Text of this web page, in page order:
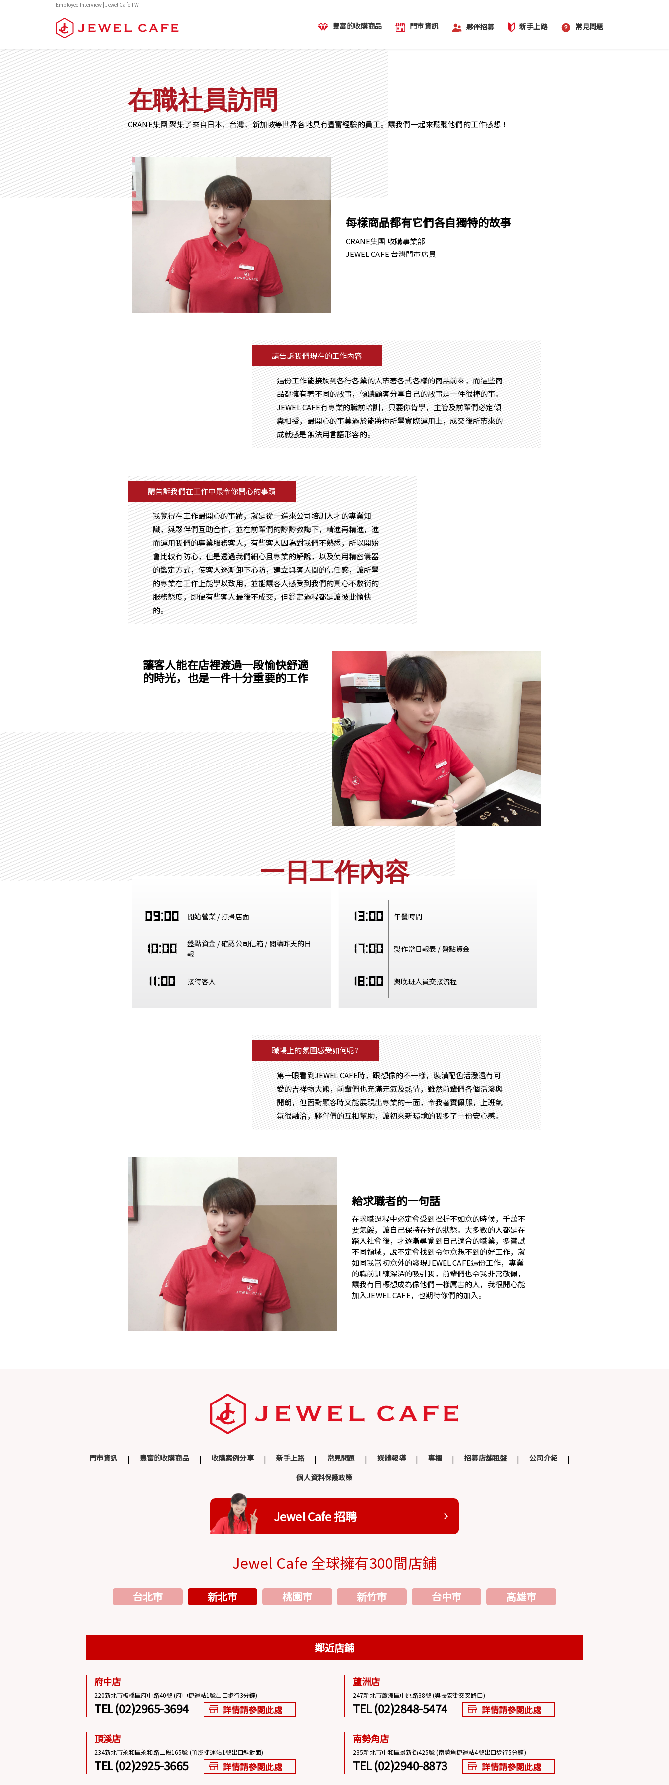
Employee Interview | Jewel Cafe TW
豐富的收購商品 門市資訊 夥伴招募 新手上路 常見問題
在職社員訪問
CRANE集團 聚集了來自日本、台灣、新加坡等世界各地具有豐富經驗的員工。讓我們一起來聽聽他們的工作感想！
每樣商品都有它們各自獨特的故事
CRANE集團 收購事業部
JEWEL CAFE 台灣門市店員
請告訴我們現在的工作內容
這份工作能接觸到各行各業的人帶著各式各樣的商品前來，而這些商
品都擁有著不同的故事，傾聽顧客分享自己的故事是一件很棒的事。
JEWEL CAFE有專業的職前培訓，只要你肯學，主管及前輩們必定傾
囊相授，最開心的事莫過於能將你所學實際運用上，成交後所帶來的
成就感是無法用言語形容的。
請告訴我們在工作中最令你開心的事蹟
我覺得在工作最開心的事蹟，就是從一進來公司培訓人才的專業知
識，與夥伴們互助合作，並在前輩們的諄諄教誨下，精進再精進，進
而運用我們的專業服務客人，有些客人因為對我們不熟悉，所以開始
會比較有防心，但是透過我們細心且專業的解說，以及使用精密儀器
的鑑定方式，使客人逐漸卸下心防，建立與客人間的信任感，讓所學
的專業在工作上能學以致用，並能讓客人感受到我們的真心不敷衍的
服務態度，即便有些客人最後不成交，但鑑定過程都是讓彼此愉快
的。
讓客人能在店裡渡過一段愉快舒適
的時光，也是一件十分重要的工作
一日工作內容
09:00 開始營業 / 打掃店面
10:00
盤點資金 / 確認公司信箱 / 閱讀昨天的日
報
11:00 接待客人
13:00 午餐時間
17:00 製作當日報表 / 盤點資金
18:00 與晚班人員交接流程
職場上的氛圍感受如何呢?
第一眼看到JEWEL CAFE時，跟想像的不一樣，裝潢配色活潑還有可
愛的吉祥物大熊，前輩們也充滿元氣及熱情，雖然前輩們各個活潑與
開朗，但面對顧客時又能展現出專業的一面，令我著實佩服，上班氣
氛很融洽，夥伴們的互相幫助，讓初來新環境的我多了一份安心感。
給求職者的一句話
在求職過程中必定會受到挫折不如意的時候，千萬不
要氣餒，讓自己保持在好的狀態。大多數的人都是在
踏入社會後，才逐漸尋覓到自己適合的職業，多嘗試
不同領域，說不定會找到令你意想不到的好工作，就
如同我當初意外的發現JEWEL CAFE這份工作，專業
的職前訓練深深的吸引我，前輩們也令我非常敬佩，
讓我有目標想成為像他們一樣厲害的人，我很開心能
加入JEWEL CAFE，也期待你們的加入。
門市資訊 豐富的收購商品 收購案例分享 新手上路 常見問題 媒體報導 專欄 招募店舖租盤
公司介紹
個人資料保護政策
Jewel Cafe 招聘
Jewel Cafe 全球擁有300間店鋪
台北市 新北市 桃園市 新竹市 台中市 高雄市
鄰近店鋪
府中店
220新北市板橋區府中路40號 (府中捷運站1號出口步行3分鐘)
TEL (02)2965-3694 詳情請參閱此處
蘆洲店
247新北市蘆洲區中原路38號 (與長安街交叉路口)
TEL (02)2848-5474 詳情請參閱此處
頂溪店
234新北市永和區永和路二段165號 (頂溪捷運站1號出口斜對面)
TEL (02)2925-3665 詳情請參閱此處
南勢角店
235新北市中和區景新街425號 (南勢角捷運站4號出口步行5分鐘)
TEL (02)2940-8873 詳情請參閱此處